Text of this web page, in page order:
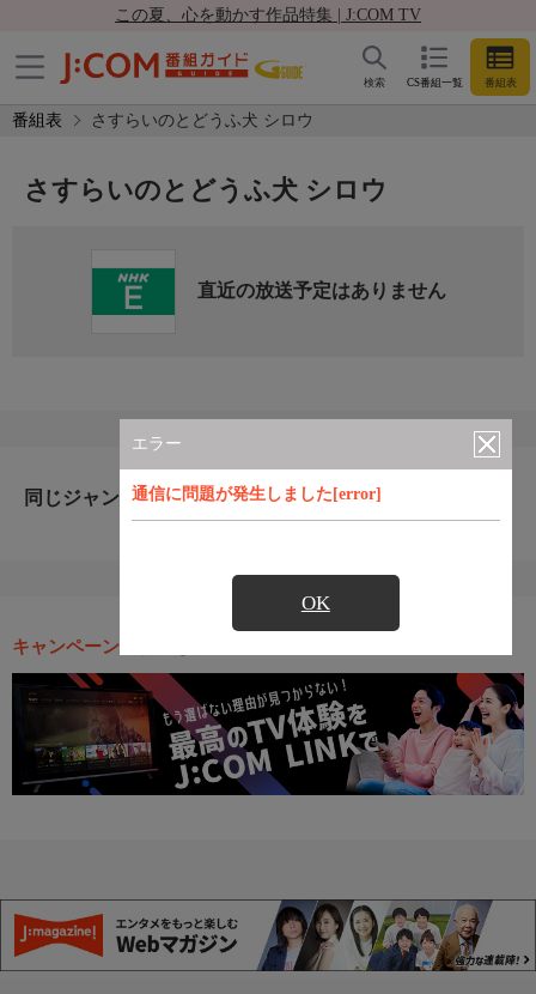
この夏、心を動かす作品特集 | J:COM TV
CS番組一覧 番組表
検索
番組表 さすらいのとどうふ犬 シロウ
エラー
通信に問題が発生しました[error]
OK
さすらいのとどうふ犬 シロウ
直近の放送予定はありません
同じジャンルのおすすめ番組
キャンペーン・お得な情報